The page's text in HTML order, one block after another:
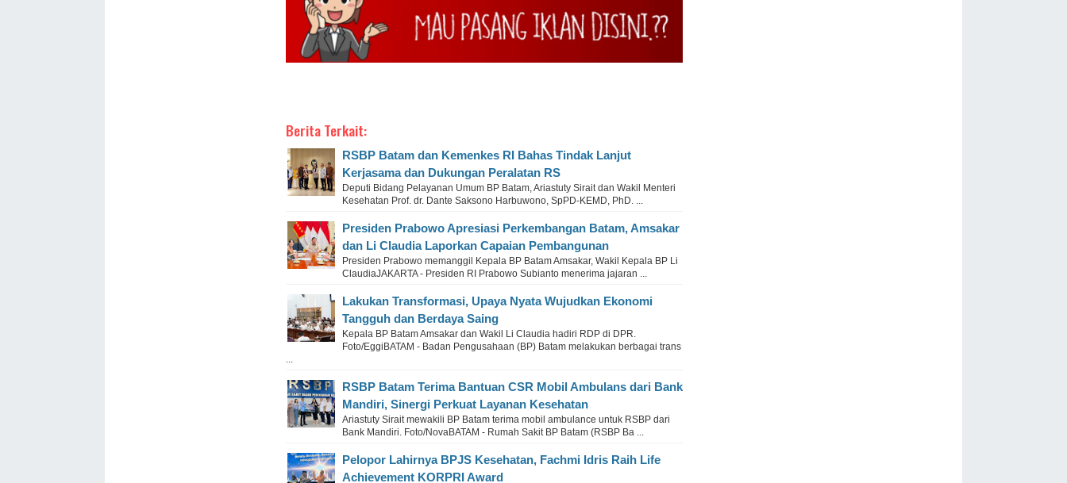
Berita Terkait:
RSBP Batam dan Kemenkes RI Bahas Tindak Lanjut
Kerjasama dan Dukungan Peralatan RS
Deputi Bidang Pelayanan Umum BP Batam, Ariastuty Sirait dan Wakil Menteri
Kesehatan Prof. dr. Dante Saksono Harbuwono, SpPD-KEMD, PhD. ...
Presiden Prabowo Apresiasi Perkembangan Batam, Amsakar
dan Li Claudia Laporkan Capaian Pembangunan
Presiden Prabowo memanggil Kepala BP Batam Amsakar, Wakil Kepala BP Li
ClaudiaJAKARTA - Presiden RI Prabowo Subianto menerima jajaran ...
Lakukan Transformasi, Upaya Nyata Wujudkan Ekonomi
Tangguh dan Berdaya Saing
Kepala BP Batam Amsakar dan Wakil Li Claudia hadiri RDP di DPR.
Foto/EggiBATAM - Badan Pengusahaan (BP) Batam melakukan berbagai trans
RSBP Batam Terima Bantuan CSR Mobil Ambulans dari Bank
Mandiri, Sinergi Perkuat Layanan Kesehatan
Ariastuty Sirait mewakili BP Batam terima mobil ambulance untuk RSBP dari
Bank Mandiri. Foto/NovaBATAM - Rumah Sakit BP Batam (RSBP Ba ...
Pelopor Lahirnya BPJS Kesehatan, Fachmi Idris Raih Life
Achievement KORPRI Award